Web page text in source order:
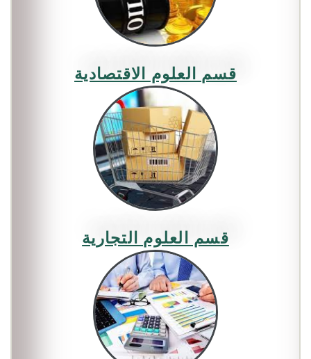
توقيت الدراسة للموسم الجامعي
الاقتصادية
إعلان : بخصوص الاقامة قصيرة
المدى ذات مستوى عالي:
إيام دكتورالية تحت عنوان : كيف
تنشر مقال في مجلة مصنفة
A+،A (النشر الدولي من الالف
بكلية الاقتصاد ( الدعوة عامة)
مختلف العمليات البيداغوجية
2026/2027
إعلان المنح المؤقت :
قسم العلوم الاقتصادية
قسم العلوم التجارية